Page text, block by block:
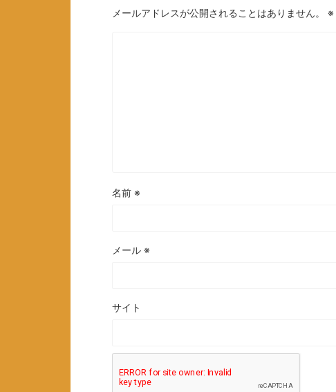
メールアドレスが公開されることはありません。 ※
名前 ※
メール ※
サイト